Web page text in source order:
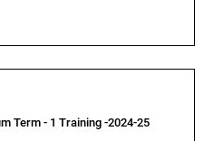
Term - 1 Training -2024-25